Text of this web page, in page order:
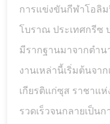
การแข่งขันกีฬาโอลิม
โบราณ ประเทศกรีซ
มีรากฐานมาจากตำ
งานเหล่านี้เริ่มต้นจา
เกียรติแก่ซุส ราชาแ
รวดเร็วจนกลายเป็น